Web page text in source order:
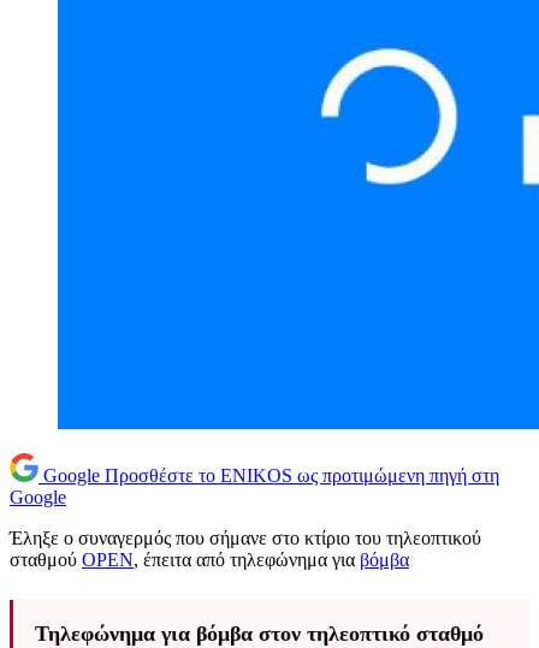
Google Προσθέστε το ENIKOS ως προτιμώμενη πηγή στη
Google
Έληξε ο συναγερμός που σήμανε στο κτίριο του τηλεοπτικού
σταθμού OPEN, έπειτα από τηλεφώνημα για βόμβα
Τηλεφώνημα για βόμβα στον τηλεοπτικό σταθμό